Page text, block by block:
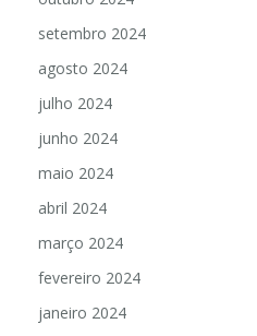
setembro 2024
agosto 2024
julho 2024
junho 2024
maio 2024
abril 2024
março 2024
fevereiro 2024
janeiro 2024